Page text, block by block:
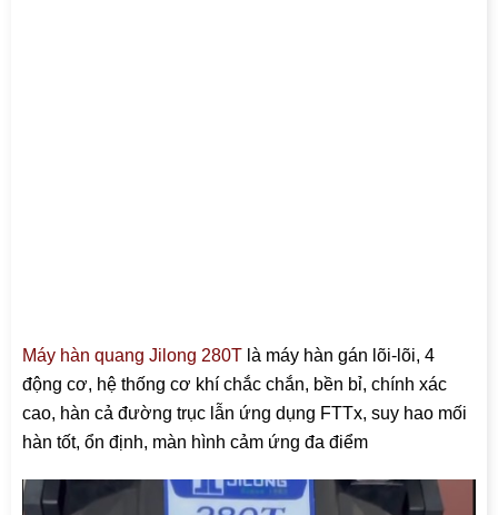
Máy hàn quang Jilong 280T là máy hàn gán lõi-lõi, 4
động cơ, hệ thống cơ khí chắc chắn, bền bỉ, chính xác
cao, hàn cả đường trục lẫn ứng dụng FTTx, suy hao mối
hàn tốt, ổn định, màn hình cảm ứng đa điểm